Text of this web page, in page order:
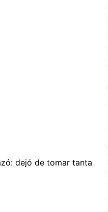
dejó de tomar tanta